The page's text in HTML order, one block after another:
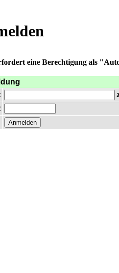
eine Berechtigung als